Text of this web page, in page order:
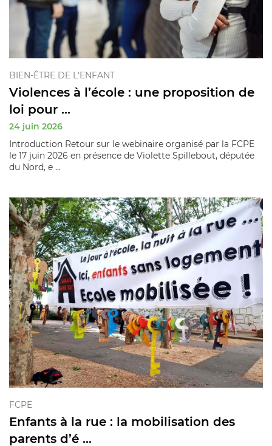
BIEN-ÊTRE DE L'ENFANT
Violences à l’école : une proposition de
loi pour ...
24 juin 2026
Introduction Retour sur le webinaire organisé par la FCPE
le 17 juin 2026 en présence de Violette Spillebout, députée
du Nord, e ...
FCPE
Enfants à la rue : la mobilisation des
parents d’é ...